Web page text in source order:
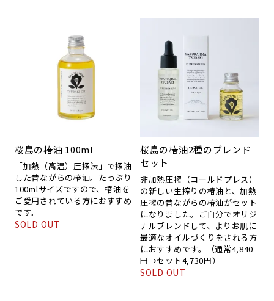
桜島の椿油 100ml
「加熱（高温）圧搾法」で搾油
した昔ながらの椿油。たっぷり
100mlサイズですので、椿油を
ご愛用されている方におすすめ
です。
SOLD OUT
桜島の椿油2種のブレンド
セット
非加熱圧搾（コールドプレス）
の新しい生搾りの椿油と、加熱
圧搾の昔ながらの椿油がセット
になりました。ご自分でオリジ
ナルブレンドして、よりお肌に
最適なオイルづくりをされる方
におすすめです。（通常4,840
円→セット4,730円）
SOLD OUT